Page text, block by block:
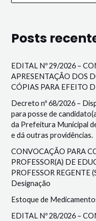
Posts
EDITAL Nº 29/2026 –
APRESENTAÇÃO DOS
CÓPIAS PARA EFEITO
Decreto nº 68/2026 –
para posse de
da Prefeitura Municipal
e dá outras providências.
CONVOCAÇÃO PARA
PROFESSOR(A) DE
PROFESSOR REGENTE
Designação
Estoque de
EDITAL Nº 28/2026 –